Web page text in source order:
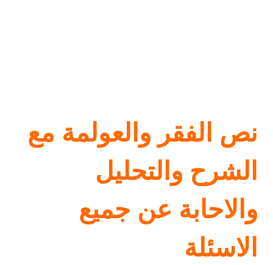
نص الفقر والعولمة مع
الشرح والتحليل
والاحابة عن جميع
الاسئلة